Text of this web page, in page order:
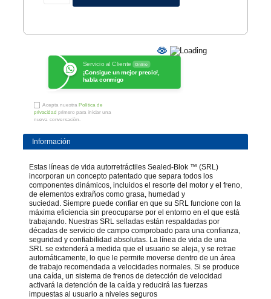
Servicio al Cliente Online
¡Consigue un mejor precio!,
habla conmigo
Acepta nuestraPolítica de
privacidad primero para iniciar una
nueva conversación.
Información
Estas líneas de vida autorretráctiles Sealed-Blok ™ (SRL)
incorporan un concepto patentado que separa todos los
componentes dinámicos, incluidos el resorte del motor y el freno,
de elementos extraños como grasa, humedad y
suciedad. Siempre puede confiar en que su SRL funcione con la
máxima eficiencia sin preocuparse por el entorno en el que está
trabajando. Nuestras SRL selladas están respaldadas por
décadas de servicio de campo comprobado para una confianza,
seguridad y confiabilidad absolutas. La línea de vida de una
SRL se extenderá a medida que el usuario se aleja, y se retrae
automáticamente, lo que le permite moverse dentro de un área
de trabajo recomendada a velocidades normales. Si se produce
una caída, un sistema de frenos de detección de velocidad
activará la detención de la caída y reducirá las fuerzas
impuestas al usuario a niveles seguros